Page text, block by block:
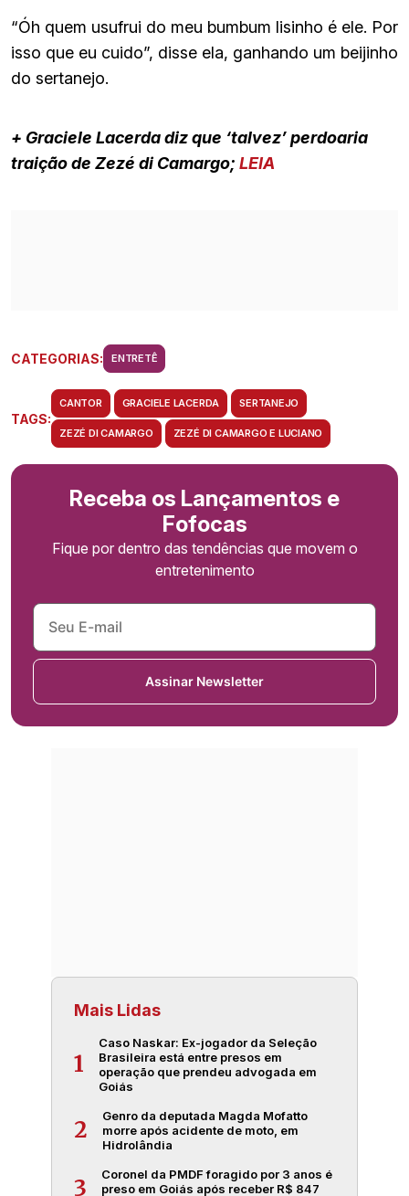
“Óh quem usufrui do meu bumbum lisinho é ele. Por
isso que eu cuido”, disse ela, ganhando um beijinho
do sertanejo.
+ Graciele Lacerda diz que ‘talvez’ perdoaria
traição de Zezé di Camargo; LEIA
CATEGORIAS: ENTRETÊ
TAGS:
CANTOR GRACIELE LACERDA SERTANEJO
ZEZÉ DI CAMARGO ZEZÉ DI CAMARGO E LUCIANO
Receba os Lançamentos e
Fofocas
Fique por dentro das tendências que movem o
entretenimento
Assinar Newsletter
Mais Lidas
1
Caso Naskar: Ex-jogador da Seleção
Brasileira está entre presos em
operação que prendeu advogada em
Goiás
2
Genro da deputada Magda Mofatto
morre após acidente de moto, em
Hidrolândia
3
Coronel da PMDF foragido por 3 anos é
preso em Goiás após receber R$ 847